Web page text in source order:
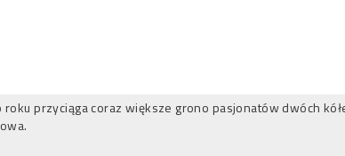
przyciąga coraz większe grono pasjonatów dwóch